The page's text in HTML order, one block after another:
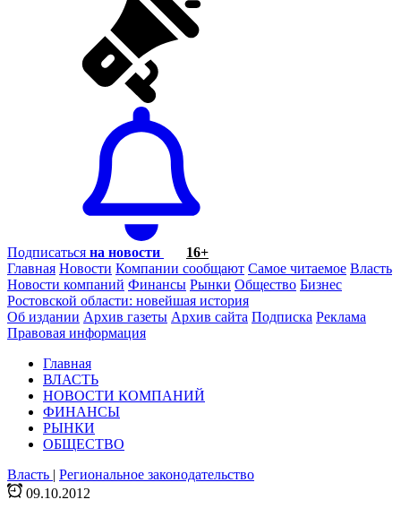
Подписаться на новости
16+
Главная Новости Компании сообщают Самое читаемое Власть
Новости компаний Финансы Рынки Общество Бизнес
Ростовской области: новейшая история
Об издании Архив газеты Архив сайта Подписка Реклама
Правовая информация
Главная
ВЛАСТЬ
НОВОСТИ КОМПАНИЙ
ФИНАНСЫ
РЫНКИ
ОБЩЕСТВО
Власть | Региональное законодательство
09.10.2012